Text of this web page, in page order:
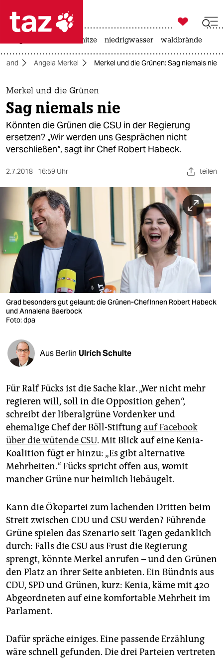
 taz zahl ich
taz zahl ich
themen
politik
öko
sport
berlin
nord
wahrheit
verlag
verlag
shop
fragen & hilfe
unterstützen
abo
genossenschaft
epaper login

taz zahl ich
hitze niedrigwasser waldbrände
Angela Merkel Merkel und die Grünen: Sag niemals nie
Merkel und die Grünen
Sag niemals nie
Könnten die Grünen die CSU in der Regierung
ersetzen? „Wir werden uns Gesprächen nicht
verschließen“, sagt ihr Chef Robert Habeck.
2.7.2018 16:59 Uhr teilen
Grad besonders gut gelaunt: die Grünen-ChefInnen Robert Habeck
und Annalena Baerbock
Foto: dpa
Aus Berlin Ulrich Schulte
Für Ralf Fücks ist die Sache klar. „Wer nicht mehr
regieren will, soll in die Opposition gehen“,
schreibt der liberalgrüne Vordenker und
ehemalige Chef der Böll-Stiftungauf Facebook
über die wütende CSU. Mit Blick auf eine Kenia-
Koalition fügt er hinzu: „Es gibt alternative
Mehrheiten.“ Fücks spricht offen aus, womit
mancher Grüne nur heimlich liebäugelt.
Kann die Ökopartei zum lachenden Dritten beim
Streit zwischen CDU und CSU werden? Führende
Grüne spielen das Szenario seit Tagen gedanklich
durch: Falls die CSU aus Frust die Regierung
sprengt, könnte Merkel anrufen – und den Grünen
den Platz an ihrer Seite anbieten. Ein Bündnis aus
CDU, SPD und Grünen, kurz: Kenia, käme mit 420
Abgeordneten auf eine komfortable Mehrheit im
Parlament.
Dafür spräche einiges. Eine passende Erzählung
wäre schnell gefunden. Die drei Parteien vertreten